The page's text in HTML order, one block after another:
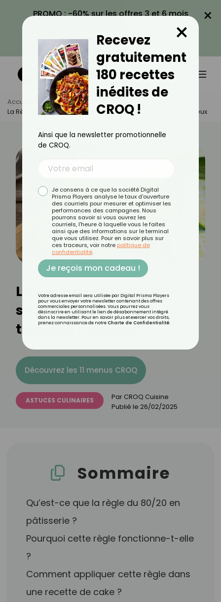
PROMO : -60% sur les offres 3 et 6 mois
VOIR LA PROMO
×
Accueil Actus
Astuces Culinaires
La Règle D'or 80/20 : Le Secret Pour Un Cake Toujours Moelleux
La règle d'or 80/20 : le
secret pour un cake
toujours moelleux
Découvrez les 11 menus CROQ
ASTUCES CULINAIRES Par CROQ Cuisine
Publié le 26/02/2025
Sommaire
Qu’est-ce que la règle du 80/20 en
pâtisserie ?
Pourquoi cette règle fonctionne-t-elle
?
Comment appliquer cette règle dans
une recette de cake ?
Recevez
gratuitement
180 recettes
inédites de
CROQ !
×
Ainsi que la newsletter promotionnelle
de CROQ.
Je consens à ce que la société Digital
Prisma Players analyse le taux d'ouverture
des courriels pour mesurer et optimiser les
performances des campagnes. Nous
pourrons savoir si vous ouvrez les
courriels, l'heure à laquelle vous le faites
ainsi que des informations sur le terminal
que vous utilisez. Pour en savoir plus sur
ces traceurs, voir notre politique de
confidentialité.
Je reçois mon cadeau !
Votre adresse email sera utilisée par Digital Prisma Players
pour vous envoyer votre newsletter contenant des offres
commerciales personnalisées. Vous pourrez vous
désinscrire en utilisant le lien de désabonnement intégré
dans la newsletter. Pour en savoir plus et exercer vos droits,
prenez connaissance de notre Charte de Confidentialité.